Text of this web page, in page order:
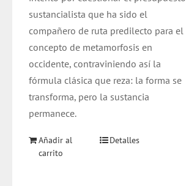
sustancialista que ha sido el
compañero de ruta predilecto para el
concepto de metamorfosis en
occidente, contraviniendo así la
fórmula clásica que reza: la forma se
transforma, pero la sustancia
permanece.
Añadir al
carrito
Detalles